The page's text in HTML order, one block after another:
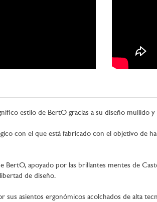
estilo de BertO gracias a su diseño mullido y
con el que está fabricado con el objetivo de
apoyado por las brillantes mentes de
de diseño.
sus asientos ergonómicos acolchados de alta